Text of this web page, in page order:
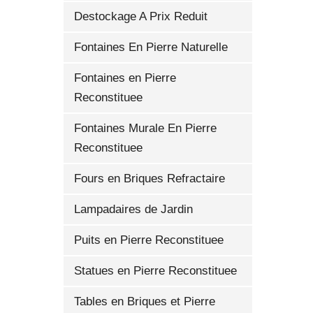
Destockage A Prix Reduit
Fontaines En Pierre Naturelle
Fontaines en Pierre
Reconstituee
Fontaines Murale En Pierre
Reconstituee
Fours en Briques Refractaire
Lampadaires de Jardin
Puits en Pierre Reconstituee
Statues en Pierre Reconstituee
Tables en Briques et Pierre